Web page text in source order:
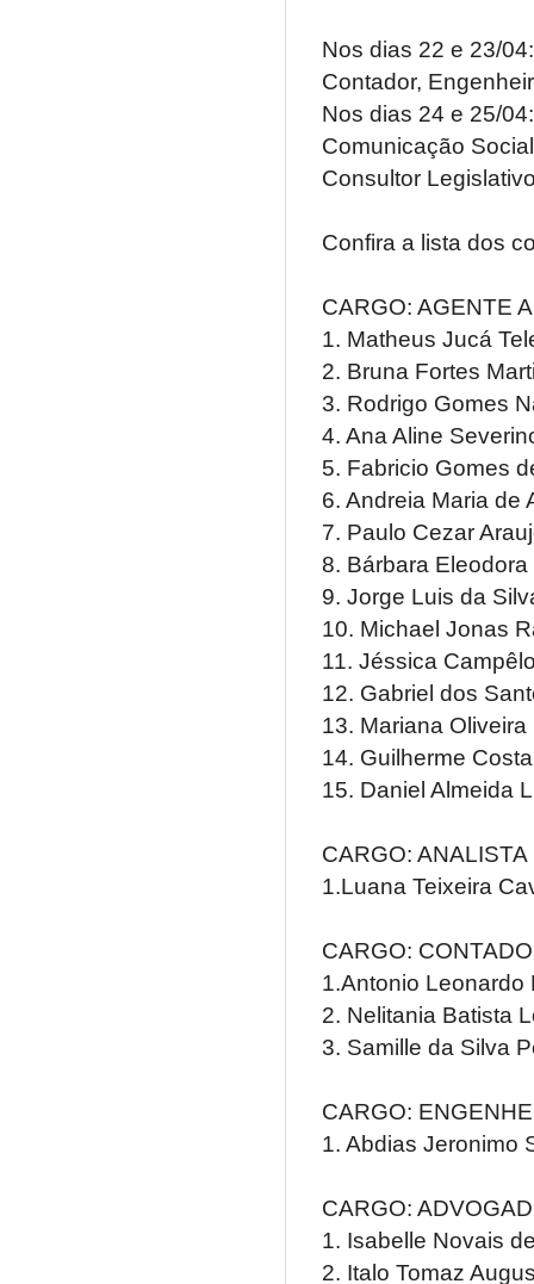
Nos dias 22 e 23/
Contador,
Nos dias 24 e 25/
Comunicação
Consultor
Confira a lista dos
CARGO: AGENTE
1. Matheus Jucá
2. Bruna Fortes
3. Rodrigo Gomes
4. Ana Aline
5. Fabricio Gomes
6. Andreia Maria de
7. Paulo Cezar
8. Bárbara
9. Jorge Luis da
10. Michael Jonas
11. Jéssica
12. Gabriel dos
13. Mariana
14. Guilherme
15. Daniel Almeida
CARGO:
1.Luana Teixeira
CARGO:
1.Antonio Leonardo
2. Nelitania Batista
3. Samille da Silva
CARGO:
1. Abdias Jeronimo
CARGO:
1. Isabelle Novais
2. Italo Tomaz